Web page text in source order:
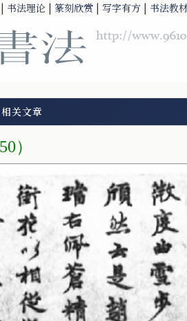
| 书法理论 | 篆刻欣赏 | 写字有方 | 书法教
相关文章
）